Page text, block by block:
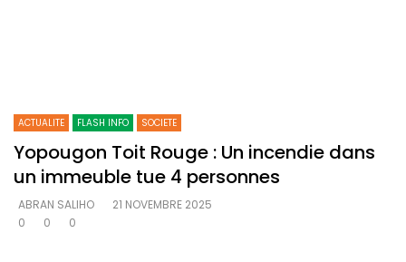
ACTUALITE FLASH INFO SOCIETE
Yopougon Toit Rouge : Un incendie dans
un immeuble tue 4 personnes
ABRAN SALIHO
21 NOVEMBRE 2025
0
0 0